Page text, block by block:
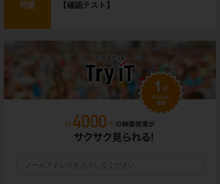
問題 【確認テスト】